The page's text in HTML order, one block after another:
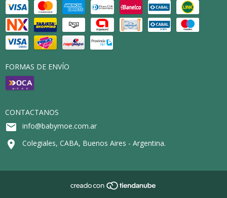
FORMAS DE ENVÍO
CONTACTANOS
info@babymoe.com.ar
Colegiales, CABA, Buenos Aires - Argentina.